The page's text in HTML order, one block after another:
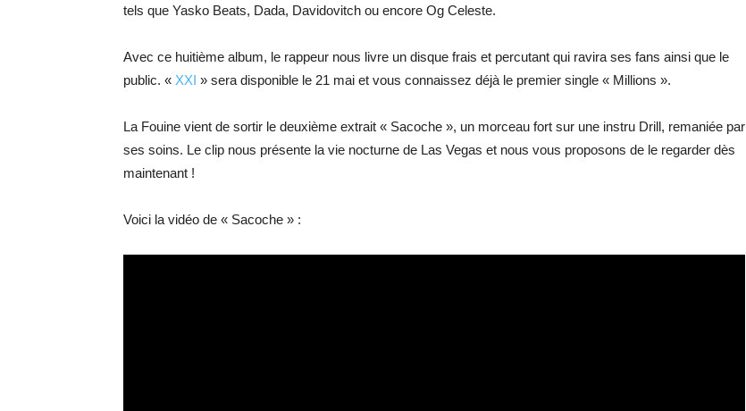
tels que Yasko Beats, Dada, Davidovitch ou encore Og Celeste.
Avec ce huitième album, le rappeur nous livre un disque frais et percutant qui ravira ses fans ainsi que le
public. « XXI » sera disponible le 21 mai et vous connaissez déjà le premier single « Millions ».
La Fouine vient de sortir le deuxième extrait « Sacoche », un morceau fort sur une instru Drill, remaniée par
ses soins. Le clip nous présente la vie nocturne de Las Vegas et nous vous proposons de le regarder dès
maintenant !
Voici la vidéo de « Sacoche » :